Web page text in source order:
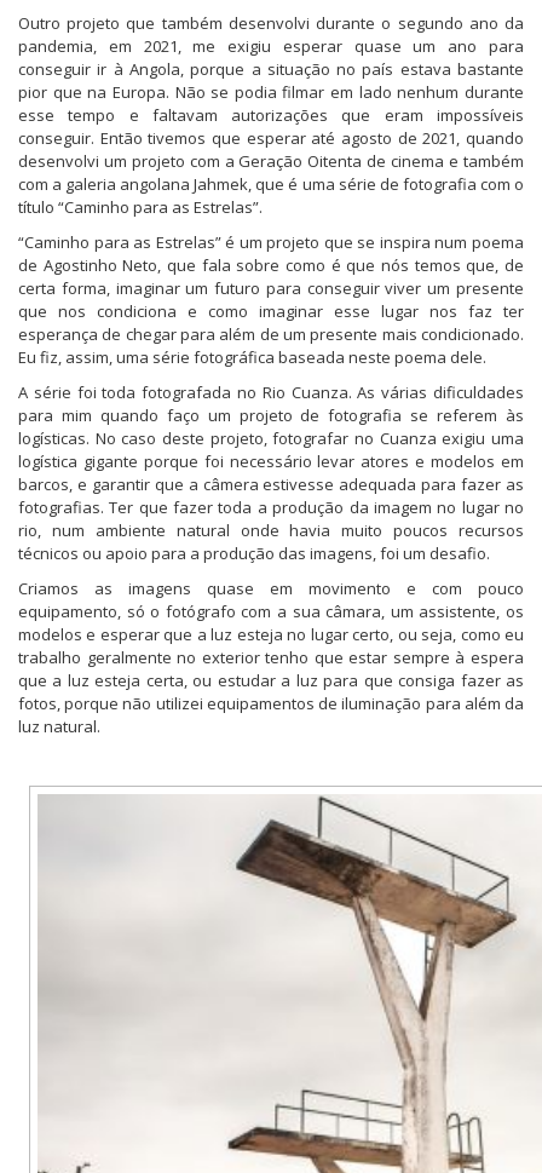
Outro projeto que também desenvolvi durante o segundo ano da
pandemia, em 2021, me exigiu esperar quase um ano para
conseguir ir à Angola, porque a situação no país estava bastante
pior que na Europa. Não se podia filmar em lado nenhum durante
esse tempo e faltavam autorizações que eram impossíveis
conseguir. Então tivemos que esperar até agosto de 2021, quando
desenvolvi um projeto com a Geração Oitenta de cinema e também
com a galeria angolana Jahmek, que é uma série de fotografia com o
título “Caminho para as Estrelas”.
“Caminho para as Estrelas” é um projeto que se inspira num poema
de Agostinho Neto, que fala sobre como é que nós temos que, de
certa forma, imaginar um futuro para conseguir viver um presente
que nos condiciona e como imaginar esse lugar nos faz ter
esperança de chegar para além de um presente mais condicionado.
Eu fiz, assim, uma série fotográfica baseada neste poema dele.
A série foi toda fotografada no Rio Cuanza. As várias dificuldades
para mim quando faço um projeto de fotografia se referem às
logísticas. No caso deste projeto, fotografar no Cuanza exigiu uma
logística gigante porque foi necessário levar atores e modelos em
barcos, e garantir que a câmera estivesse adequada para fazer as
fotografias. Ter que fazer toda a produção da imagem no lugar no
rio, num ambiente natural onde havia muito poucos recursos
técnicos ou apoio para a produção das imagens, foi um desafio.
Criamos as imagens quase em movimento e com pouco
equipamento, só o fotógrafo com a sua câmara, um assistente, os
modelos e esperar que a luz esteja no lugar certo, ou seja, como eu
trabalho geralmente no exterior tenho que estar sempre à espera
que a luz esteja certa, ou estudar a luz para que consiga fazer as
fotos, porque não utilizei equipamentos de iluminação para além da
luz natural.